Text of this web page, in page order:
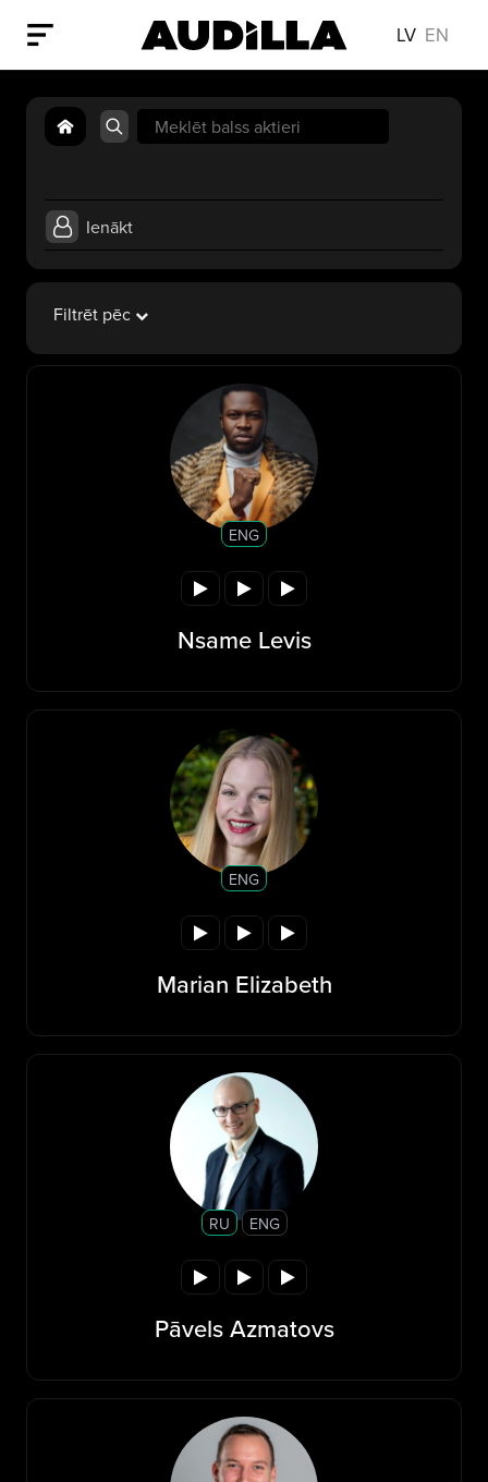
LV EN
Search
for:
Ienākt
Filtrēt pēc
ENG
Nsame Levis
ENG
Marian Elizabeth
RU ENG
Pāvels Azmatovs